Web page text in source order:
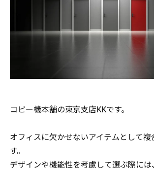
コピー機本舗の東京支店KKです。
オフィスに欠かせないアイテムとして複
す。
デザインや機能性を考慮して選ぶ際に